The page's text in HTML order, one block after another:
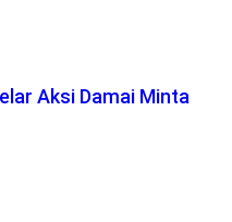
Aksi Damai Minta